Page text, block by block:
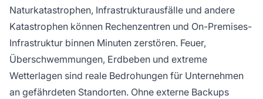
Naturkatastrophen, Infrastrukturausfälle und andere
Katastrophen können Rechenzentren und On-Premises-
Infrastruktur binnen Minuten zerstören. Feuer,
Überschwemmungen, Erdbeben und extreme
Wetterlagen sind reale Bedrohungen für Unternehmen
an gefährdeten Standorten. Ohne externe Backups